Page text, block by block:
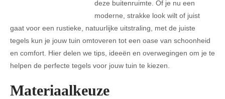
deze buitenruimte. Of je nu een
moderne, strakke look wilt of juist
gaat voor een rustieke, natuurlijke uitstraling, met de juiste
tegels kun je jouw tuin omtoveren tot een oase van schoonheid
en comfort. Hier delen we tips, ideeën en overwegingen om je te
helpen de perfecte tegels voor jouw tuin te kiezen.
Materiaalkeuze